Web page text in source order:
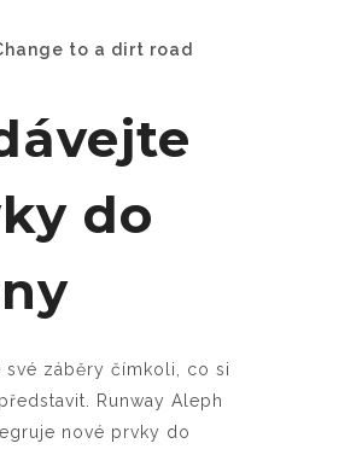
to a dirt road
do
své záběry čímkoli, co si
Runway Aleph
nové prvky do